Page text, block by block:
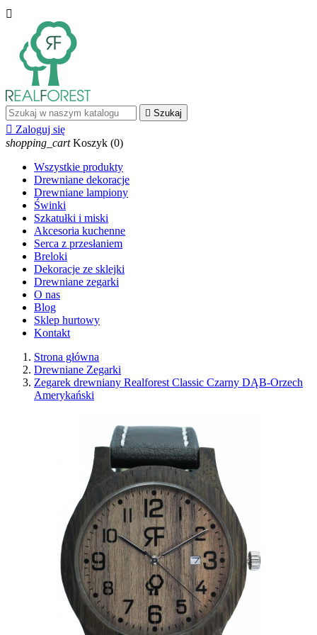

 Szukaj
 Zaloguj się
shopping_cart Koszyk (0)
Wszystkie produkty
Drewniane dekoracje
Drewniane lampiony
Świnki
Szkatułki i miski
Akcesoria kuchenne
Serca z przesłaniem
Breloki
Dekoracje ze sklejki
Drewniane zegarki
O nas
Blog
Sklep hurtowy
Kontakt
Strona główna
Drewniane Zegarki
Zegarek drewniany Realforest Classic Czarny DĄB-Orzech
Amerykański